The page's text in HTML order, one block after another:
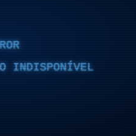
INDISPONÍVEL